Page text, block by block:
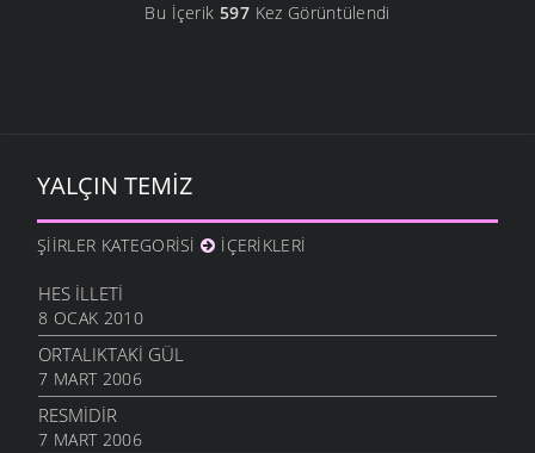
Bu İçerik 597Kez Görüntülendi
YALÇIN TEMIZ
ŞIIRLER KATEGORISI İÇERIKLERI
HES İLLETI
8 OCAK 2010
ORTALIKTAKI GÜL
7 MART 2006
RESMIDIR
7 MART 2006